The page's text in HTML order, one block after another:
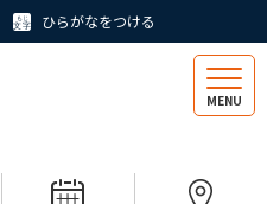
ひらがなをつける
MENU